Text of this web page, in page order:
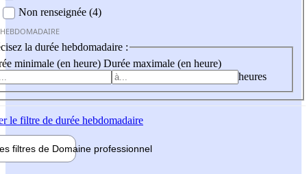
Non renseignée (4)
la durée hebdomadaire :
minimale (en heure) Durée maximale (en heure)
heures
le filtre de durée hebdomadaire
filtres de Domaine professionnel